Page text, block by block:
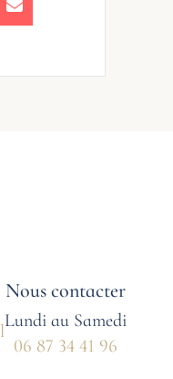
Nous contacter​
Lundi au Samedi
06 87 34 41 96